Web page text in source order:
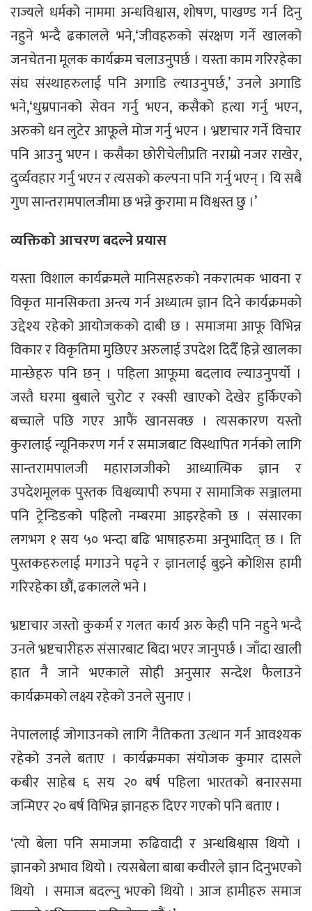
राज्यले धर्मको नाममा अन्धविश्वास, शोषण, पाखण्ड गर्न दिनु
नहुने भन्दै ढकालले भने,‘जीवहरुको संरक्षण गर्ने खालको
जनचेतना मूलक कार्यक्रम चलाउनुपर्छ । यस्ता काम गरिरहेका
संघ संस्थाहरुलाई पनि अगाडि ल्याउनुपर्छ,’ उनले अगाडि
भने,‘धुम्रपानको सेवन गर्नु भएन, कसैको हत्या गर्नु भएन,
अरुको धन लुटेर आफूले मोज गर्नु भएन । भ्रष्टाचार गर्ने विचार
पनि आउनु भएन । कसैका छोरीचेलीप्रति नराम्रो नजर राखेर,
दुर्व्यवहार गर्नु भएन र त्यसको कल्पना पनि गर्नु भएन् । यि सबै
गुण सान्तरामपालजीमा छ भन्ने कुरामा म विश्वस्त छु ।’
व्यक्तिको आचरण बदल्ने प्रयास
यस्ता विशाल कार्यक्रमले मानिसहरुको नकरात्मक भावना र
विकृत मानसिकता अन्त्य गर्न अध्यात्म ज्ञान दिने कार्यक्रमको
उद्देश्य रहेको आयोजकको दाबी छ । समाजमा आफू विभिन्न
विकार र विकृतिमा मुछिएर अरुलाई उपदेश दिदैँ हिन्ने खालका
मान्छेहरु पनि छन् । पहिला आफूमा बदलाव ल्याउनुपर्यो ।
जस्तै घरमा बुबाले चुरोट र रक्सी खाएको देखेर हुर्किएको
बच्चाले पछि गएर आफैं खानसक्छ । त्यसकारण यस्तो
कुरालाई न्यूनिकरण गर्न र समाजबाट विस्थापित गर्नको लागि
सान्तरामपालजी महाराजजीको आध्यात्मिक ज्ञान र
उपदेशमूलक पुस्तक विश्वव्यापी रुपमा र सामाजिक सञ्जालमा
पनि ट्रेन्डिङको पहिलो नम्बरमा आइरहेको छ । संसारका
लगभग १ सय ५० भन्दा बढि भाषाहरुमा अनुभादित् छ । ति
पुस्तकहरुलाई मगाउने पढ्ने र ज्ञानलाई बुझ्ने कोशिस हामी
गरिरहेका छौं, ढकालले भने ।
भ्रष्टाचार जस्तो कुकर्म र गलत कार्य अरु केही पनि नहुने भन्दै
उनले भ्रष्टचारीहरु संसारबाट बिदा भएर जानुपर्छ । जाँदा खाली
हात नै जाने भएकाले सोही अनुसार सन्देश फैलाउने
कार्यक्रमको लक्ष्य रहेको उनले सुनाए ।
नेपाललाई जोगाउनको लागि नैतिकता उत्थान गर्न आवश्यक
रहेको उनले बताए । कार्यक्रमका संयोजक कुमार दासले
कबीर साहेब ६ सय २० बर्ष पहिला भारतको बनारसमा
जन्मिएर २० बर्ष विभिन्न ज्ञानहरु दिएर गएको पनि बताए ।
‘त्यो बेला पनि समाजमा रुढिवादी र अन्धबिश्वास थियो ।
ज्ञानको अभाव थियो । त्यसबेला बाबा कवीरले ज्ञान दिनुभएको
थियो । समाज बदल्नु भएको थियो । आज हामीहरु समाज